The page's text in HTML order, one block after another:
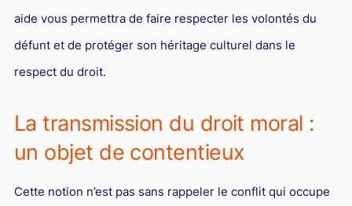
aide vous permettra de faire respecter les volontés du
défunt et de protéger son héritage culturel dans le
respect du droit.
La transmission du droit moral :
un objet de contentieux
Cette notion n’est pas sans rappeler le conflit qui occupe